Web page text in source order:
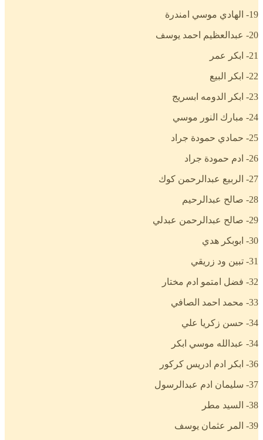
19- الهادي موسي امندرة
20- عبدالعظيم احمد يوسف
21- ابكر عمر
22- ابكر البيع
23- ابكر الدومه ابسريج
24- مبارك النور موسي
25- حمادي حمودة جراد
26- ادم حمودة جراد
27- الربيع عبدالرحمن كوك
28- صالح عبدالرحيم
29- صالح عبدالرحمن عبدلي
30- ابوبكر هدي
31- تبين ود زريقي
32- فضل امتمو ادم مختار
33- محمد احمد الصافي
34- حسن زكريا علي
34- عبدالله موسي ابكر
36- ابكر ادم ادريس كركور
37- سليمان ادم عبدالرسول
38- السيد مطر
39- المر عثمان يوسف